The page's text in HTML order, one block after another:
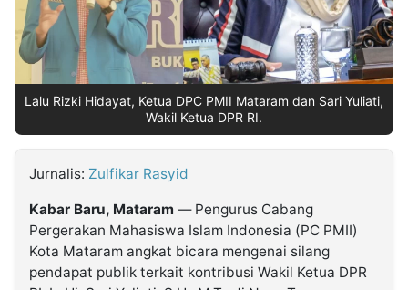
Follow
Kabarbaru
Kabarbaru.co
Lalu Rizki Hidayat, Ketua DPC PMII Mataram dan Sari Yuliati,
Wakil Ketua DPR RI.
Jurnalis: Zulfikar Rasyid
Kabar Baru, Mataram — Pengurus Cabang
Pergerakan Mahasiswa Islam Indonesia (PC PMII)
Kota Mataram angkat bicara mengenai silang
pendapat publik terkait kontribusi Wakil Ketua DPR